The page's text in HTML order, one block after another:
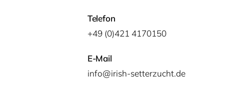
Telefon
+49 (0)421 4170150
E-Mail
info@irish-setterzucht.de